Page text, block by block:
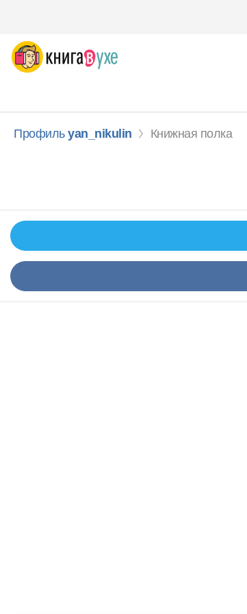
Профиль yan_nikulin Книжная полка